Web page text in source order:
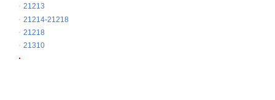
21213
21214-21218
21218
21310